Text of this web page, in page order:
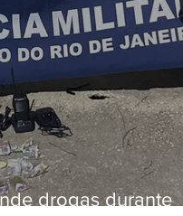
drogas durante